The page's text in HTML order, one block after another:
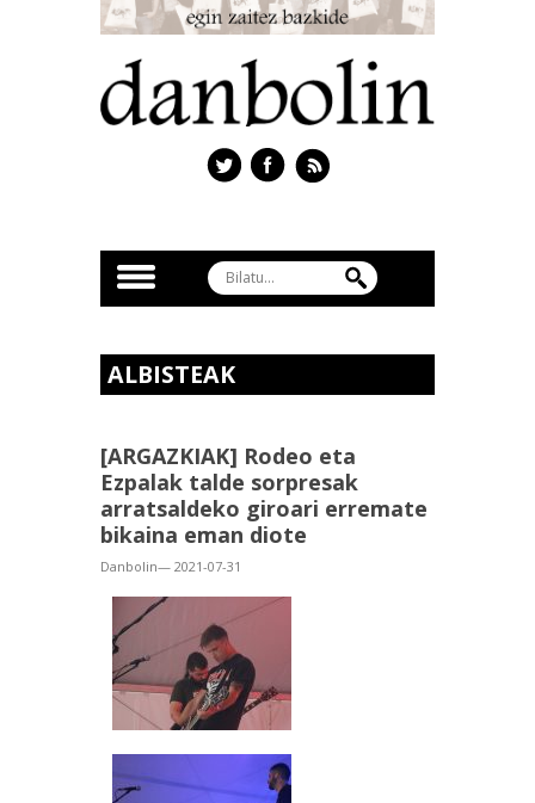
ALBISTEAK
[ARGAZKIAK] Rodeo eta
Ezpalak talde sorpresak
arratsaldeko giroari erremate
bikaina eman diote
Danbolin— 2021-07-31